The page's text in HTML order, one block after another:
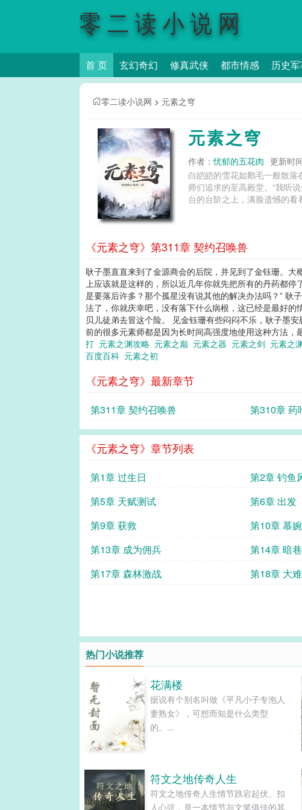
零二读小说网
首 页 玄幻奇幻 修真武侠 都市情感 历史
零二读小说网 > 元素之穹
元素之穹
作者：忧郁的五花肉 更新时
白皑皑的雪花如鹅毛一般散
师们追求的至高殿堂。“我听
台的台阶之上，满脸遗憾的
《元素之穹》第311章 契约召唤兽
耿子墨直直来到了金源商会的后院，并见到了金钰珊。
上应该就是这样的，所以近几年你就先把所有的丹药都
是要落后许多？那个孤星没有说其他的解决办法吗？” 耿
法了，你就庆幸吧，没有落下什么病根，这已经是最好
贝儿徒弟去冒这个险。 见金钰珊有些闷闷不乐，耿子墨
前的很多元素师都是因为长时间高强度地使用这种方法，
打 元素之渊攻略 元素之巅 元素之器 元素之剑 元素之
百度百科 元素之初
《元素之穹》最新章节
第311章 契约召唤兽 第310章 药
《元素之穹》章节列表
第1章 过生日 第2章 钓鱼
第5章 天赋测试
第6章 出发
第9章 获救
第10章 慕
第13章 成为佣兵
第14章 暗巷
第17章 森林激战
第18章 大
热门小说推荐
花满楼
据说有个别名叫做《平凡小子专泡人
妻熟女》，可想而知是什么类型
的。...
符文之地传奇人生
符文之地传奇人生情节跌宕起伏、扣
人心弦，是一本情节与文笔俱佳的其